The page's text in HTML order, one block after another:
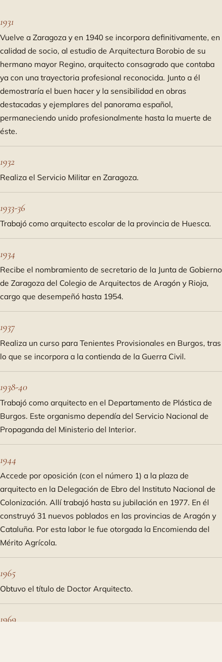
1931
Vuelve a Zaragoza y en 1940 se incorpora definitivamente, en
calidad de socio, al estudio de Arquitectura Borobio de su
hermano mayor Regino, arquitecto consagrado que contaba
ya con una trayectoria profesional reconocida. Junto a él
demostraría el buen hacer y la sensibilidad en obras
destacadas y ejemplares del panorama español,
permaneciendo unido profesionalmente hasta la muerte de
éste.
1932
Realiza el Servicio Militar en Zaragoza.
1933-36
Trabajó como arquitecto escolar de la provincia de Huesca.
1934
Recibe el nombramiento de secretario de la Junta de Gobierno
de Zaragoza del Colegio de Arquitectos de Aragón y Rioja,
cargo que desempeñó hasta 1954.
1937
Realiza un curso para Tenientes Provisionales en Burgos, tras
lo que se incorpora a la contienda de la Guerra Civil.
1938-40
Trabajó como arquitecto en el Departamento de Plástica de
Burgos. Este organismo dependía del Servicio Nacional de
Propaganda del Ministerio del Interior.
1944
Accede por oposición (con el número 1) a la plaza de
arquitecto en la Delegación de Ebro del Instituto Nacional de
Colonización. Allí trabajó hasta su jubilación en 1977. En él
construyó 31 nuevos poblados en las provincias de Aragón y
Cataluña. Por esta labor le fue otorgada la Encomienda del
Mérito Agrícola.
1965
Obtuvo el título de Doctor Arquitecto.
1969